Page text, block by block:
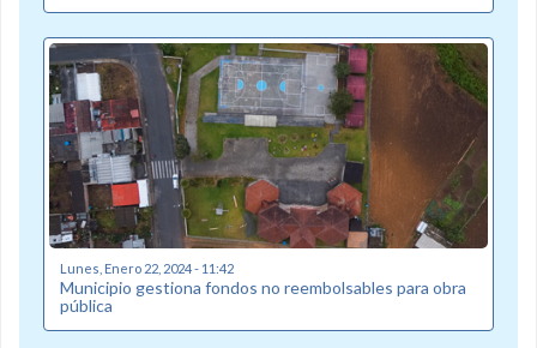
Lunes, Enero 22, 2024 - 11:42
Municipio gestiona fondos no reembolsables para obra
pública